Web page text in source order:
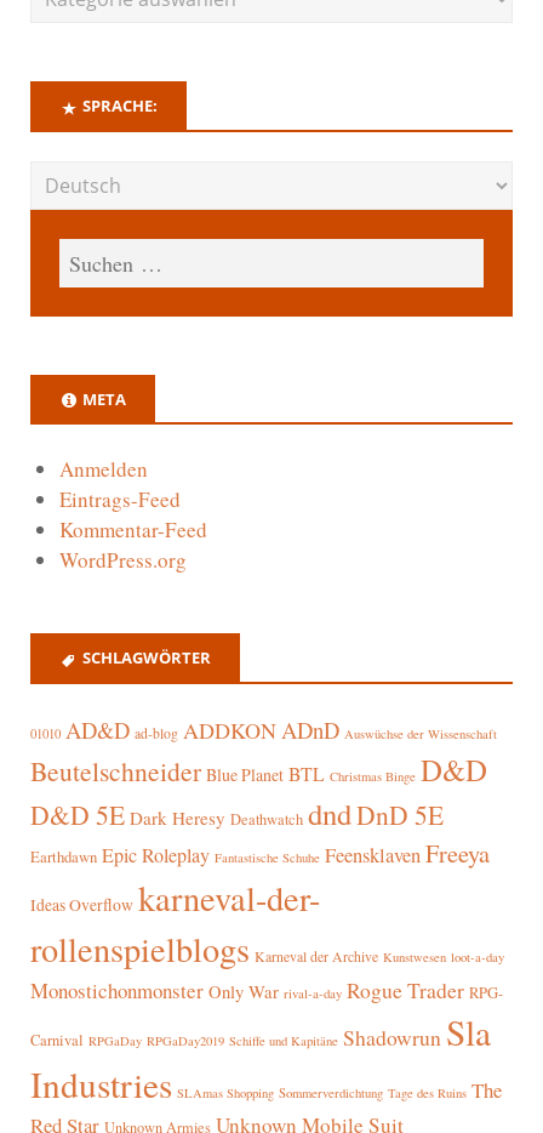
SPRACHE:
META
Anmelden
Eintrags-Feed
Kommentar-Feed
WordPress.org
SCHLAGWÖRTER
01010 AD&D ad-blog ADDKON ADnD Auswüchse der Wissenschaft
Beutelschneider Blue Planet BTL Christmas Binge D&D
D&D 5E Dark Heresy Deathwatch dndDnD 5E
Earthdawn Epic Roleplay Fantastische Schuhe FeensklavenFreeya
Ideas Overflow karneval-der-
rollenspielblogs Karneval der Archive Kunstwesen loot-a-day
Monostichonmonster Only War rival-a-day Rogue Trader RPG-
Carnival RPGaDay RPGaDay2019 Schiffe und Kapitäne Shadowrun Sla
Industries SLAmas Shopping Sommerverdichtung Tage des Ruins The
Red Star Unknown Armies Unknown Mobile Suit